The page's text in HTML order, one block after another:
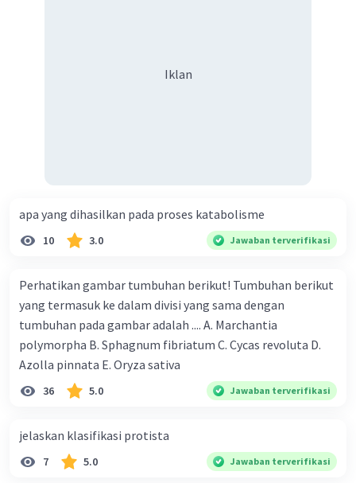
Iklan
apa yang dihasilkan pada proses katabolisme
10 3.0 Jawaban terverifikasi
Perhatikan gambar tumbuhan berikut! Tumbuhan berikut
yang termasuk ke dalam divisi yang sama dengan
tumbuhan pada gambar adalah .... A. Marchantia
polymorpha B. Sphagnum fibriatum C. Cycas revoluta D.
Azolla pinnata E. Oryza sativa
36 5.0 Jawaban terverifikasi
jelaskan klasifikasi protista
7 5.0 Jawaban terverifikasi